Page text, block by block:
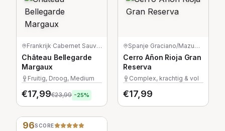
Frankrijk· Cabernet Sauvignon/Merlot/Petit Verdot
Château Bellegarde
Margaux
Fruitig, Droog, Medium
€17,99€23,99 -25%
Spanje· Graciano/Mazuelo/Tempranillo
Cerro Añon Rioja Gran
Reserva
Complex, krachtig & vol
€17,99
96SCORE